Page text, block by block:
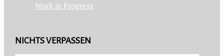
Work in Progress
NICHTS VERPASSEN